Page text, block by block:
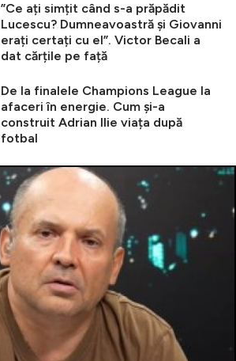
”Ce ați simțit când s-a prăpădit
Lucescu? Dumneavoastră și Giovanni
erați certați cu el”. Victor Becali a
dat cărțile pe față
De la finalele Champions League la
afaceri în energie. Cum și-a
construit Adrian Ilie viața după
fotbal